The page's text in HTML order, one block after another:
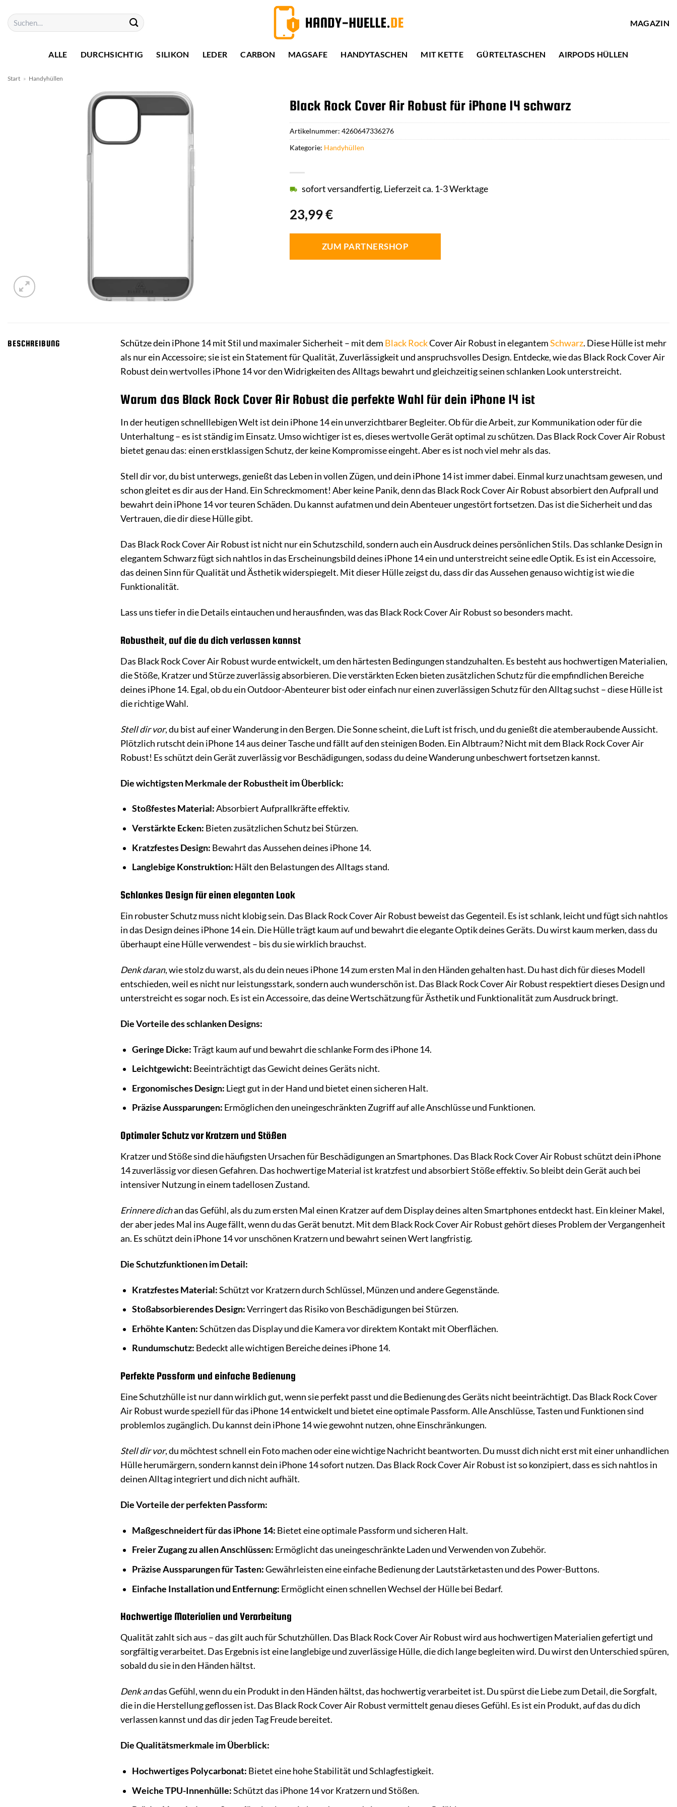
Inhalt
springen
Suchen
nach:
MAGAZIN
ALLE DURCHSICHTIG SILIKON LEDER CARBON MAGSAFE HANDYTASCHEN MIT KETTE GÜRTELTASCHEN AIRPODS HÜLLEN
Start » Handyhüllen
Black Rock Cover Air Robust für iPhone 14 schwarz
23,99€
sofort versandfertig, Lieferzeit ca. 1-3 Werktage
ZUM PARTNERSHOP
Artikelnummer: 4260647336276
Kategorie: Handyhüllen
BESCHREIBUNG Schütze dein iPhone 14 mit Stil und maximaler Sicherheit – mit dem Black RockCover Air Robust in elegantemSchwarz. Diese Hülle ist mehr
als nur ein Accessoire; sie ist ein Statement für Qualität, Zuverlässigkeit und anspruchsvolles Design. Entdecke, wie das Black Rock Cover Air
Robust dein wertvolles iPhone 14 vor den Widrigkeiten des Alltags bewahrt und gleichzeitig seinen schlanken Look unterstreicht.
Warum das Black Rock Cover Air Robust die perfekte Wahl für dein iPhone 14 ist
In der heutigen schnelllebigen Welt ist dein iPhone 14 ein unverzichtbarer Begleiter. Ob für die Arbeit, zur Kommunikation oder für die
Unterhaltung – es ist ständig im Einsatz. Umso wichtiger ist es, dieses wertvolle Gerät optimal zu schützen. Das Black Rock Cover Air Robust
bietet genau das: einen erstklassigen Schutz, der keine Kompromisse eingeht. Aber es ist noch viel mehr als das.
Stell dir vor, du bist unterwegs, genießt das Leben in vollen Zügen, und dein iPhone 14 ist immer dabei. Einmal kurz unachtsam gewesen, und
schon gleitet es dir aus der Hand. Ein Schreckmoment! Aber keine Panik, denn das Black Rock Cover Air Robust absorbiert den Aufprall und
bewahrt dein iPhone 14 vor teuren Schäden. Du kannst aufatmen und dein Abenteuer ungestört fortsetzen. Das ist die Sicherheit und das
Vertrauen, die dir diese Hülle gibt.
Das Black Rock Cover Air Robust ist nicht nur ein Schutzschild, sondern auch ein Ausdruck deines persönlichen Stils. Das schlanke Design in
elegantem Schwarz fügt sich nahtlos in das Erscheinungsbild deines iPhone 14 ein und unterstreicht seine edle Optik. Es ist ein Accessoire,
das deinen Sinn für Qualität und Ästhetik widerspiegelt. Mit dieser Hülle zeigst du, dass dir das Aussehen genauso wichtig ist wie die
Funktionalität.
Lass uns tiefer in die Details eintauchen und herausfinden, was das Black Rock Cover Air Robust so besonders macht.
Robustheit, auf die du dich verlassen kannst
Das Black Rock Cover Air Robust wurde entwickelt, um den härtesten Bedingungen standzuhalten. Es besteht aus hochwertigen Materialien,
die Stöße, Kratzer und Stürze zuverlässig absorbieren. Die verstärkten Ecken bieten zusätzlichen Schutz für die empfindlichen Bereiche
deines iPhone 14. Egal, ob du ein Outdoor-Abenteurer bist oder einfach nur einen zuverlässigen Schutz für den Alltag suchst – diese Hülle ist
die richtige Wahl.
Stell dir vor, du bist auf einer Wanderung in den Bergen. Die Sonne scheint, die Luft ist frisch, und du genießt die atemberaubende Aussicht.
Plötzlich rutscht dein iPhone 14 aus deiner Tasche und fällt auf den steinigen Boden. Ein Albtraum? Nicht mit dem Black Rock Cover Air
Robust! Es schützt dein Gerät zuverlässig vor Beschädigungen, sodass du deine Wanderung unbeschwert fortsetzen kannst.
Die wichtigsten Merkmale der Robustheit im Überblick:
Stoßfestes Material:Absorbiert Aufprallkräfte effektiv.
Verstärkte Ecken: Bieten zusätzlichen Schutz bei Stürzen.
Kratzfestes Design: Bewahrt das Aussehen deines iPhone 14.
Langlebige Konstruktion: Hält den Belastungen des Alltags stand.
Schlankes Design für einen eleganten Look
Ein robuster Schutz muss nicht klobig sein. Das Black Rock Cover Air Robust beweist das Gegenteil. Es ist schlank, leicht und fügt sich nahtlos
in das Design deines iPhone 14 ein. Die Hülle trägt kaum auf und bewahrt die elegante Optik deines Geräts. Du wirst kaum merken, dass du
überhaupt eine Hülle verwendest – bis du sie wirklich brauchst.
Denk daran, wie stolz du warst, als du dein neues iPhone 14 zum ersten Mal in den Händen gehalten hast. Du hast dich für dieses Modell
entschieden, weil es nicht nur leistungsstark, sondern auch wunderschön ist. Das Black Rock Cover Air Robust respektiert dieses Design und
unterstreicht es sogar noch. Es ist ein Accessoire, das deine Wertschätzung für Ästhetik und Funktionalität zum Ausdruck bringt.
Die Vorteile des schlanken Designs:
Geringe Dicke:Trägt kaum auf und bewahrt die schlanke Form des iPhone 14.
Leichtgewicht: Beeinträchtigt das Gewicht deines Geräts nicht.
Ergonomisches Design: Liegt gut in der Hand und bietet einen sicheren Halt.
Präzise Aussparungen: Ermöglichen den uneingeschränkten Zugriff auf alle Anschlüsse und Funktionen.
Optimaler Schutz vor Kratzern und Stößen
Kratzer und Stöße sind die häufigsten Ursachen für Beschädigungen an Smartphones. Das Black Rock Cover Air Robust schützt dein iPhone
14 zuverlässig vor diesen Gefahren. Das hochwertige Material ist kratzfest und absorbiert Stöße effektiv. So bleibt dein Gerät auch bei
intensiver Nutzung in einem tadellosen Zustand.
Erinnere dichan das Gefühl, als du zum ersten Mal einen Kratzer auf dem Display deines alten Smartphones entdeckt hast. Ein kleiner Makel,
der aber jedes Mal ins Auge fällt, wenn du das Gerät benutzt. Mit dem Black Rock Cover Air Robust gehört dieses Problem der Vergangenheit
an. Es schützt dein iPhone 14 vor unschönen Kratzern und bewahrt seinen Wert langfristig.
Die Schutzfunktionen im Detail:
Kratzfestes Material:Schützt vor Kratzern durch Schlüssel, Münzen und andere Gegenstände.
Stoßabsorbierendes Design:Verringert das Risiko von Beschädigungen bei Stürzen.
Erhöhte Kanten:Schützen das Display und die Kamera vor direktem Kontakt mit Oberflächen.
Rundumschutz: Bedeckt alle wichtigen Bereiche deines iPhone 14.
Perfekte Passform und einfache Bedienung
Eine Schutzhülle ist nur dann wirklich gut, wenn sie perfekt passt und die Bedienung des Geräts nicht beeinträchtigt. Das Black Rock Cover
Air Robust wurde speziell für das iPhone 14 entwickelt und bietet eine optimale Passform. Alle Anschlüsse, Tasten und Funktionen sind
problemlos zugänglich. Du kannst dein iPhone 14 wie gewohnt nutzen, ohne Einschränkungen.
Stell dir vor, du möchtest schnell ein Foto machen oder eine wichtige Nachricht beantworten. Du musst dich nicht erst mit einer unhandlichen
Hülle herumärgern, sondern kannst dein iPhone 14 sofort nutzen. Das Black Rock Cover Air Robust ist so konzipiert, dass es sich nahtlos in
deinen Alltag integriert und dich nicht aufhält.
Die Vorteile der perfekten Passform:
Maßgeschneidert für das iPhone 14: Bietet eine optimale Passform und sicheren Halt.
Freier Zugang zu allen Anschlüssen: Ermöglicht das uneingeschränkte Laden und Verwenden von Zubehör.
Präzise Aussparungen für Tasten:Gewährleisten eine einfache Bedienung der Lautstärketasten und des Power-Buttons.
Einfache Installation und Entfernung: Ermöglicht einen schnellen Wechsel der Hülle bei Bedarf.
Hochwertige Materialien und Verarbeitung
Qualität zahlt sich aus – das gilt auch für Schutzhüllen. Das Black Rock Cover Air Robust wird aus hochwertigen Materialien gefertigt und
sorgfältig verarbeitet. Das Ergebnis ist eine langlebige und zuverlässige Hülle, die dich lange begleiten wird. Du wirst den Unterschied spüren,
sobald du sie in den Händen hältst.
Denk andas Gefühl, wenn du ein Produkt in den Händen hältst, das hochwertig verarbeitet ist. Du spürst die Liebe zum Detail, die Sorgfalt,
die in die Herstellung geflossen ist. Das Black Rock Cover Air Robust vermittelt genau dieses Gefühl. Es ist ein Produkt, auf das du dich
verlassen kannst und das dir jeden Tag Freude bereitet.
Die Qualitätsmerkmale im Überblick:
Hochwertiges Polycarbonat: Bietet eine hohe Stabilität und Schlagfestigkeit.
Weiche TPU-Innenhülle:Schützt das iPhone 14 vor Kratzern und Stößen.